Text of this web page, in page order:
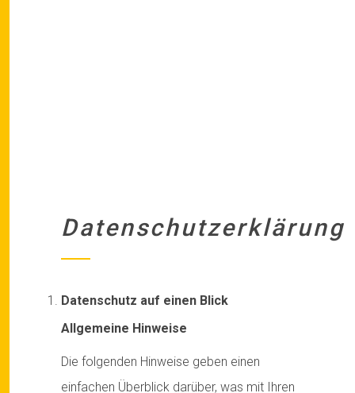
Datenschutzerklärung
Datenschutz auf einen Blick
Allgemeine Hinweise
Die folgenden Hinweise geben einen
einfachen Überblick darüber, was mit Ihren